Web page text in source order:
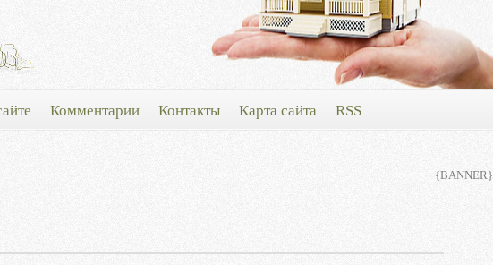
Комментарии Контакты Карта сайта RSS
{BANNER}